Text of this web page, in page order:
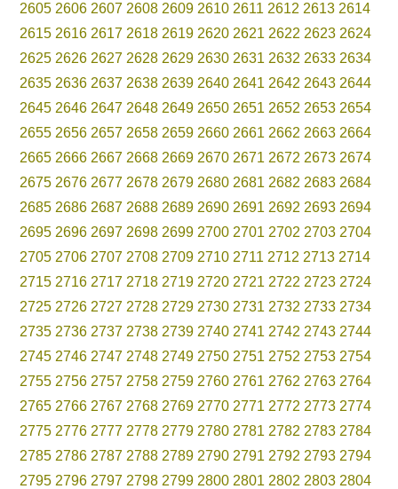
2605 2606 2607 2608 2609 2610 2611 2612 2613 2614
2615 2616 2617 2618 2619 2620 2621 2622 2623 2624
2625 2626 2627 2628 2629 2630 2631 2632 2633 2634
2635 2636 2637 2638 2639 2640 2641 2642 2643 2644
2645 2646 2647 2648 2649 2650 2651 2652 2653 2654
2655 2656 2657 2658 2659 2660 2661 2662 2663 2664
2665 2666 2667 2668 2669 2670 2671 2672 2673 2674
2675 2676 2677 2678 2679 2680 2681 2682 2683 2684
2685 2686 2687 2688 2689 2690 2691 2692 2693 2694
2695 2696 2697 2698 2699 2700 2701 2702 2703 2704
2705 2706 2707 2708 2709 2710 2711 2712 2713 2714
2715 2716 2717 2718 2719 2720 2721 2722 2723 2724
2725 2726 2727 2728 2729 2730 2731 2732 2733 2734
2735 2736 2737 2738 2739 2740 2741 2742 2743 2744
2745 2746 2747 2748 2749 2750 2751 2752 2753 2754
2755 2756 2757 2758 2759 2760 2761 2762 2763 2764
2765 2766 2767 2768 2769 2770 2771 2772 2773 2774
2775 2776 2777 2778 2779 2780 2781 2782 2783 2784
2785 2786 2787 2788 2789 2790 2791 2792 2793 2794
2795 2796 2797 2798 2799 2800 2801 2802 2803 2804